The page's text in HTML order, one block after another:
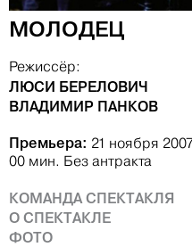
МОЛОДЕЦ
Режиссёр:
ЛЮСИ БЕРЕЛОВИЧ
ВЛАДИМИР ПАНКОВ
Премьера: 21 ноября
00 мин. Без антракта
КОМАНДА СПЕКТАКЛЯ
О СПЕКТАКЛЕ
ФОТО